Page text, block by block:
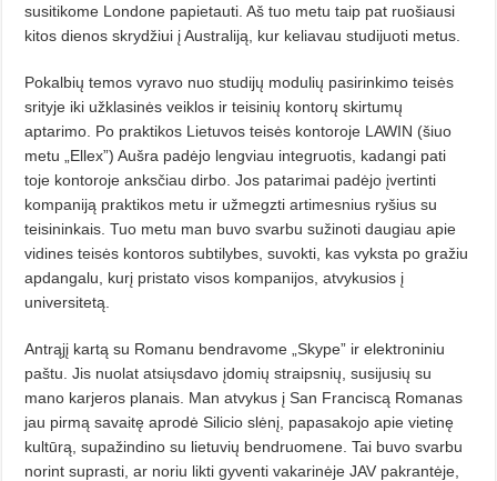
susitikome Londone papietauti. Aš tuo metu taip pat ruošiausi
kitos dienos skrydžiui į Australiją, kur keliavau studijuoti metus.
Pokalbių temos vyravo nuo studijų modulių pasirinkimo teisės
srityje iki užklasinės veiklos ir teisinių kontorų skirtumų
aptarimo. Po praktikos Lietuvos teisės kontoroje LAWIN (šiuo
metu „Ellex”) Aušra padėjo lengviau integruotis, kadangi pati
toje kontoroje anksčiau dirbo. Jos patarimai padėjo įvertinti
kompaniją praktikos metu ir užmegzti artimesnius ryšius su
teisininkais. Tuo metu man buvo svarbu sužinoti daugiau apie
vidines teisės kontoros subtilybes, suvokti, kas vyksta po gražiu
apdangalu, kurį pristato visos kompanijos, atvykusios į
universitetą.
Antrąjį kartą su Romanu bendravome „Skype” ir elektroniniu
paštu. Jis nuolat atsiųsdavo įdomių straipsnių, susijusių su
mano karjeros planais. Man atvykus į San Franciscą Romanas
jau pirmą savaitę aprodė Silicio slėnį, papasakojo apie vietinę
kultūrą, supažindino su lietuvių bendruomene. Tai buvo svarbu
norint suprasti, ar noriu likti gyventi vakarinėje JAV pakrantėje,